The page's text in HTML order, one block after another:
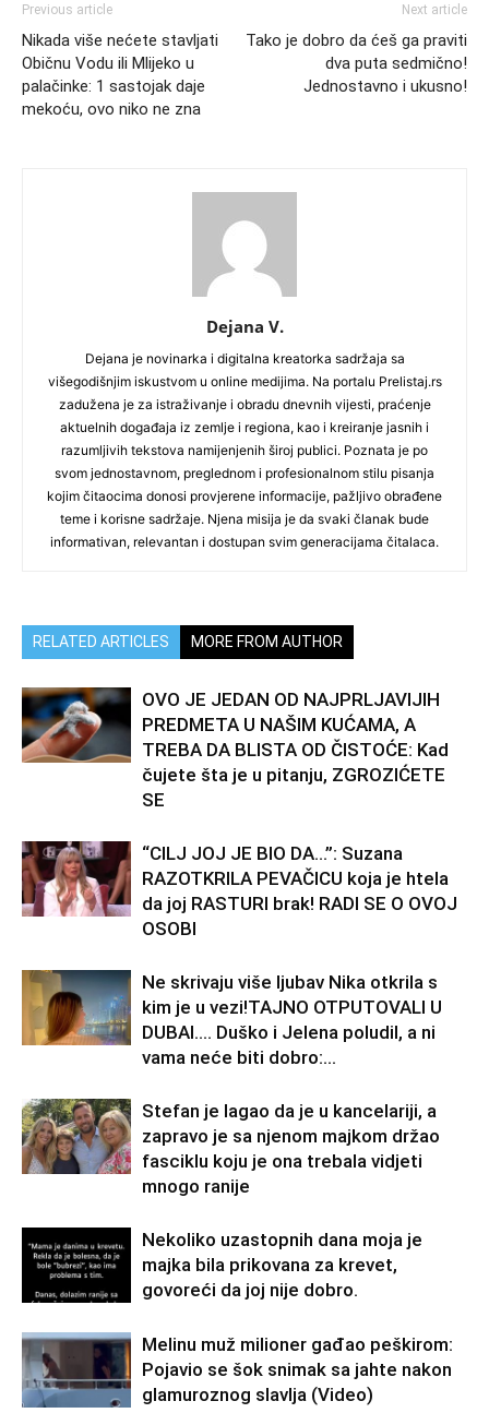
Previous article
Nikada više nećete stavljati
Običnu Vodu ili Mlijeko u
palačinke: 1 sastojak daje
mekoću, ovo niko ne zna
Next article
Tako je dobro da ćeš ga praviti
dva puta sedmično!
Jednostavno i ukusno!
Dejana V.
Dejana je novinarka i digitalna kreatorka sadržaja sa
višegodišnjim iskustvom u online medijima. Na portalu Prelistaj.rs
zadužena je za istraživanje i obradu dnevnih vijesti, praćenje
aktuelnih događaja iz zemlje i regiona, kao i kreiranje jasnih i
razumljivih tekstova namijenjenih široj publici. Poznata je po
svom jednostavnom, preglednom i profesionalnom stilu pisanja
kojim čitaocima donosi provjerene informacije, pažljivo obrađene
teme i korisne sadržaje. Njena misija je da svaki članak bude
informativan, relevantan i dostupan svim generacijama čitalaca.
RELATED ARTICLES MORE FROM AUTHOR
OVO JE JEDAN OD NAJPRLJAVIJIH
PREDMETA U NAŠIM KUĆAMA, A
TREBA DA BLISTA OD ČISTOĆE: Kad
čujete šta je u pitanju, ZGROZIĆETE
SE
“CILJ JOJ JE BIO DA…”: Suzana
RAZOTKRILA PEVAČICU koja je htela
da joj RASTURI brak! RADI SE O OVOJ
OSOBI
Ne skrivaju više ljubav Nika otkrila s
kim je u vezi!TAJNO OTPUTOVALI U
DUBAI…. Duško i Jelena poludil, a ni
vama neće biti dobro:...
Stefan je lagao da je u kancelariji, a
zapravo je sa njenom majkom držao
fasciklu koju je ona trebala vidjeti
mnogo ranije
Nekoliko uzastopnih dana moja je
majka bila prikovana za krevet,
govoreći da joj nije dobro.
Melinu muž milioner gađao peškirom:
Pojavio se šok snimak sa jahte nakon
glamuroznog slavlja (Video)